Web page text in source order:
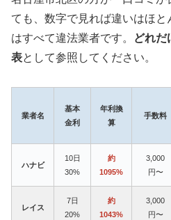
ても、数字で見れば違いはほ
はすべて違法業者です。
どれだ
表として参照してください。
業者名
基本
金利
年利換
算
手数料
ハナビ
10日
30%
約
1095%
3,000
円〜
レイス
7日
20%
約
1043%
3,000
円〜